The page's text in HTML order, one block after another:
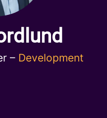
– Development